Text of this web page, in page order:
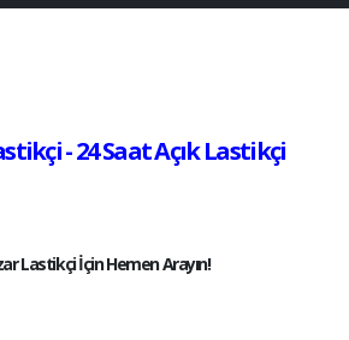
- 24 Saat Açık Lastikçi
Lastikçi İçin Hemen Arayın!